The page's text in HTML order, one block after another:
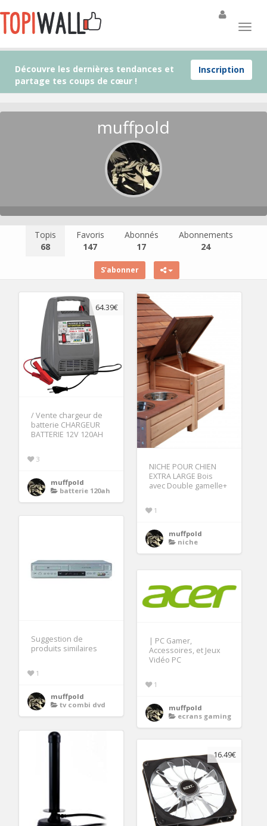
Inscription
Découvre les dernières tendances et
partage tes coups de cœur !
muffpold
Topis
68
Favoris
147
Abonnés
17
Abonnements
24
S’abonner
64.39€
/ Vente chargeur de
batterie CHARGEUR
BATTERIE 12V 120AH
3
muffpold
batterie 120ah
NICHE POUR CHIEN
EXTRA LARGE Bois
avec Double gamelle+
1
muffpold
niche
Suggestion de
produits similaires
1
muffpold
tv combi dvd
| PC Gamer,
Accessoires, et Jeux
Vidéo PC
1
muffpold
ecrans gaming
16.49€